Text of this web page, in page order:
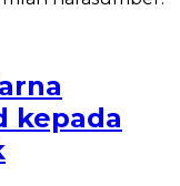
kepada